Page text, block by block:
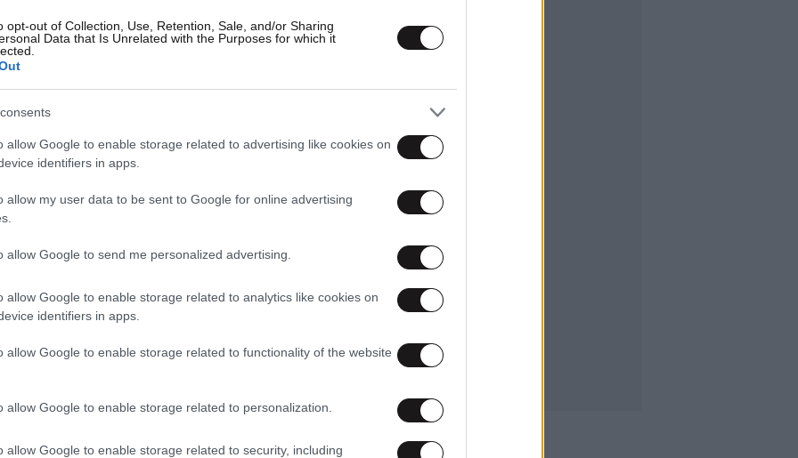
opt-out of Collection, Use, Retention, Sale, and/or Sharing
Data that Is Unrelated with the Purposes for which it
allow Google to enable storage related to advertising like cookies on
identifiers in apps.
allow my user data to be sent to Google for online advertising
allow Google to send me personalized advertising.
allow Google to enable storage related to analytics like cookies on
identifiers in apps.
allow Google to enable storage related to functionality of the website
allow Google to enable storage related to personalization.
allow Google to enable storage related to security, including
επιπτώσεις στη «μεταφορά ηλεκτρικού
τροφοδοτεί το νησί από τη Γαλλία.
πίεση: «Εύχομαι οι βρετανικές
τους» να συμπεριλάβουν νέους
αλιείας που χορηγούνται στους Γάλλους
Βασίλειο δημοσίευσε την περασμένη
αλιευτικών, από 344 αιτήσεις, που έχουν
αλλά ο κατάλογος αυτός συνοδεύεται από
συζητήθηκαν, κοινοποιήθηκαν
για το Brexit που επιτεύχθηκε μεταξύ
από την 1η Ιανουαρίου.